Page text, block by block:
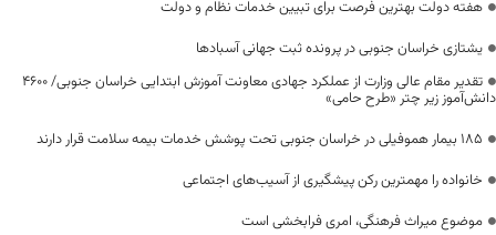
هفته دولت بهترین فرصت برای تبیین خدمات نظام و دولت
یشتازی خراسان جنوبی در پرونده ثبت جهانی آسبادها
تقدیر مقام عالی وزارت از عملکرد جهادی معاونت آموزش ابتدایی خراسان جنوبی/ ۴۶۰۰
دانش‌آموز زیر چتر «طرح حامی»
۱۸۵ بیمار هموفیلی در خراسان جنوبی تحت پوشش خدمات بیمه سلامت قرار دارند
خانواده را مهمترین رکن پیشگیری از آسیب‌های اجتماعی
موضوع میراث فرهنگی، امری فرابخشی است